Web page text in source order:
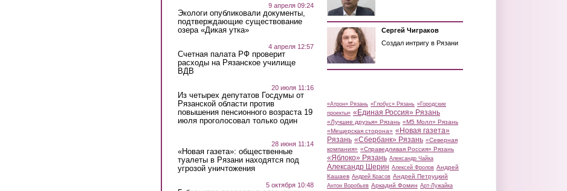
9 апреля 09:24
Экологи опубликовали документы,
подтверждающие существование
озера «Дикая утка»
4 апреля 12:57
Счетная палата РФ проверит
расходы на Рязанское училище
ВДВ
20 июля 11:16
Из четырех депутатов Госдумы от
Рязанской области против
повышения пенсионного возраста 19
июля проголосовал только один
28 июня 11:14
«Новая газета»: общественные
туалеты в Рязани находятся под
угрозой уничтожения
5 октября 10:48
Сергей Чиграков
Создал интригу в Рязани
«Атрон» Рязань «Глобус» Рязань «Городские
проекты» «Единая Россия» Рязань
«Лучшие друзья» Рязань «М5 Молл» Рязань
«Мещерская сторона» «Новая газета»
Рязань «Сбербанк» Рязань «Северная
компания» «Справедливая Россия» Рязань
«Яблоко» Рязань Александр Чайка
Александр Шерин Алексей Фролов Андрей
Кашаев Андрей Красов Андрей Петруцкий
Антон Воробьев Аркадий Фомин Арт-Лужайка